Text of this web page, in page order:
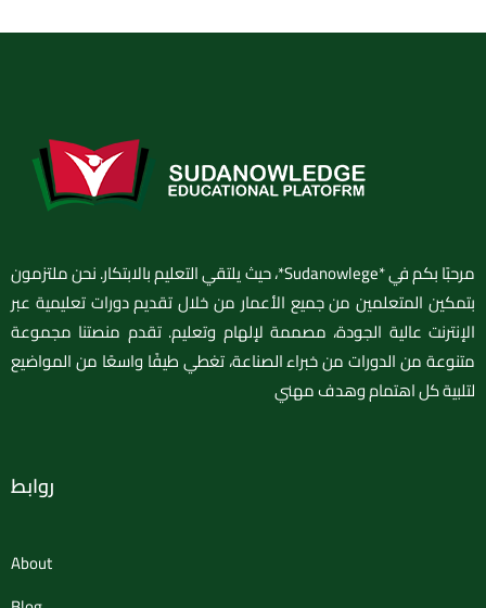
مرحبًا بكم في *Sudanowlege*، حيث يلتقي التعليم بالابتكار. نحن ملتزمون
بتمكين المتعلمين من جميع الأعمار من خلال تقديم دورات تعليمية عبر
الإنترنت عالية الجودة، مصممة لإلهام وتعليم. تقدم منصتنا مجموعة
متنوعة من الدورات من خبراء الصناعة، تغطي طيفًا واسعًا من المواضيع
لتلبية كل اهتمام وهدف مهني
روابط
About